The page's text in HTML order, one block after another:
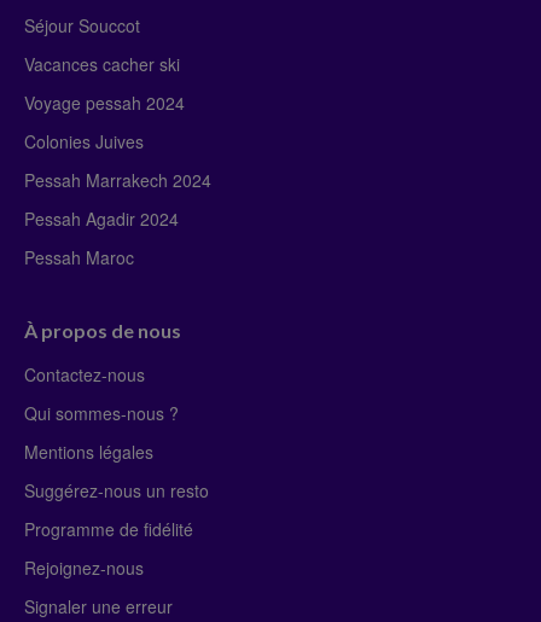
Séjour Souccot
Vacances cacher ski
Voyage pessah 2024
Colonies Juives
Pessah Marrakech 2024
Pessah Agadir 2024
Pessah Maroc
À propos de nous
Contactez-nous
Qui sommes-nous ?
Mentions légales
Suggérez-nous un resto
Programme de fidélité
Rejoignez-nous
Signaler une erreur